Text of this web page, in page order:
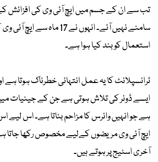
تب سے ان کے جسم میں ایچ آئی وی کی افزائش
سامنے نہیں آئے۔ انہوں نے 17
استعمال کو بند کیا ہوا ہے۔
ٹرانسپلانٹ کا یہ عمل انتہائی خطرناک ہوتا ہے
ایسے ڈونر کی تلاش ہوتی ہے جن کے جینیات میں
ہے جو انہیں وائرس کا مزاحم بناتا ہے۔ اس
ایچ آئی وی مریضوں کےلیے مخصوص رکھا جاتا
آخری اسٹیج پر ہوتے ہیں۔